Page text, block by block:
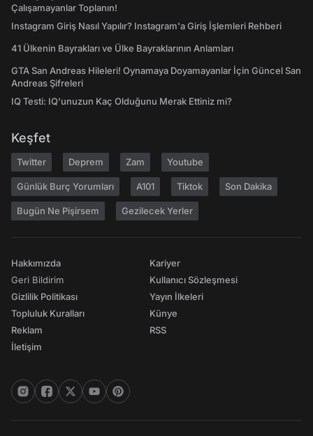
Çalışamayanlar Toplanın!
Instagram Giriş Nasıl Yapılır? Instagram'a Giriş İşlemleri Rehberi
41 Ülkenin Bayrakları ve Ülke Bayraklarının Anlamları
GTA San Andreas Hileleri! Oynamaya Doyamayanlar İçin Güncel San
Andreas Şifreleri
IQ Testi: IQ'unuzun Kaç Olduğunu Merak Ettiniz mi?
Keşfet
Twitter Deprem Zam Youtube
Günlük Burç Yorumları A101 Tiktok Son Dakika
Bugün Ne Pişirsem Gezilecek Yerler
Hakkımızda
Geri Bildirim
Gizlilik Politikası
Topluluk Kuralları
Reklam
İletişim
Kariyer
Kullanıcı Sözleşmesi
Yayın İlkeleri
Künye
RSS